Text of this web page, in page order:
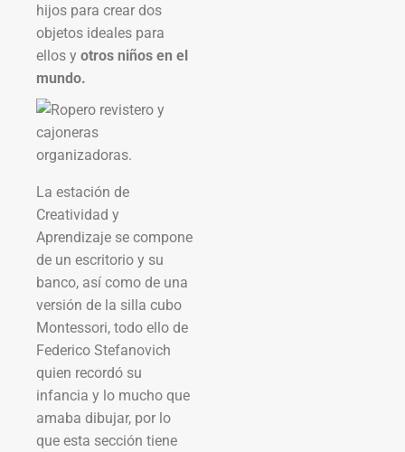
hijos para crear dos
objetos ideales para
ellos y otros niños en el
mundo.
La estación de
Creatividad y
Aprendizaje se compone
de un escritorio y su
banco, así como de una
versión de la silla cubo
Montessori, todo ello de
Federico Stefanovich
quien recordó su
infancia y lo mucho que
amaba dibujar, por lo
que esta sección tiene